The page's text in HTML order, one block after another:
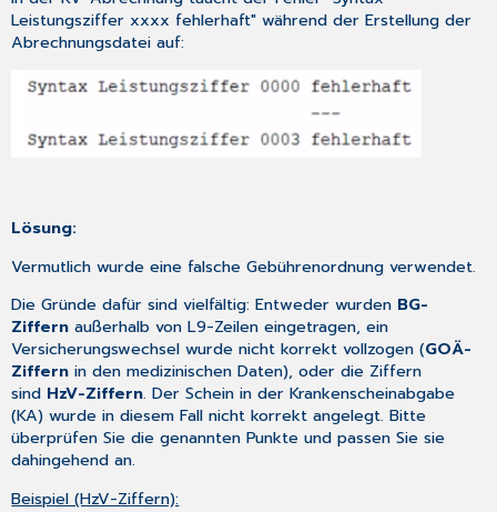
Leistungsziffer xxxx fehlerhaft" während der Erstellung der
Abrechnungsdatei auf:
Lösung:
Vermutlich wurde eine falsche Gebührenordnung verwendet.
Die Gründe dafür sind vielfältig: Entweder wurden BG-
Ziffernaußerhalb von L9-Zeilen eingetragen, ein
Versicherungswechsel wurde nicht korrekt vollzogen (GOÄ-
Ziffern in den medizinischen Daten), oder die Ziffern
sind HzV-Ziffern. Der Schein in der Krankenscheinabgabe
(KA) wurde in diesem Fall nicht korrekt angelegt. Bitte
überprüfen Sie die genannten Punkte und passen Sie sie
dahingehend an.
Beispiel (HzV-Ziffern):